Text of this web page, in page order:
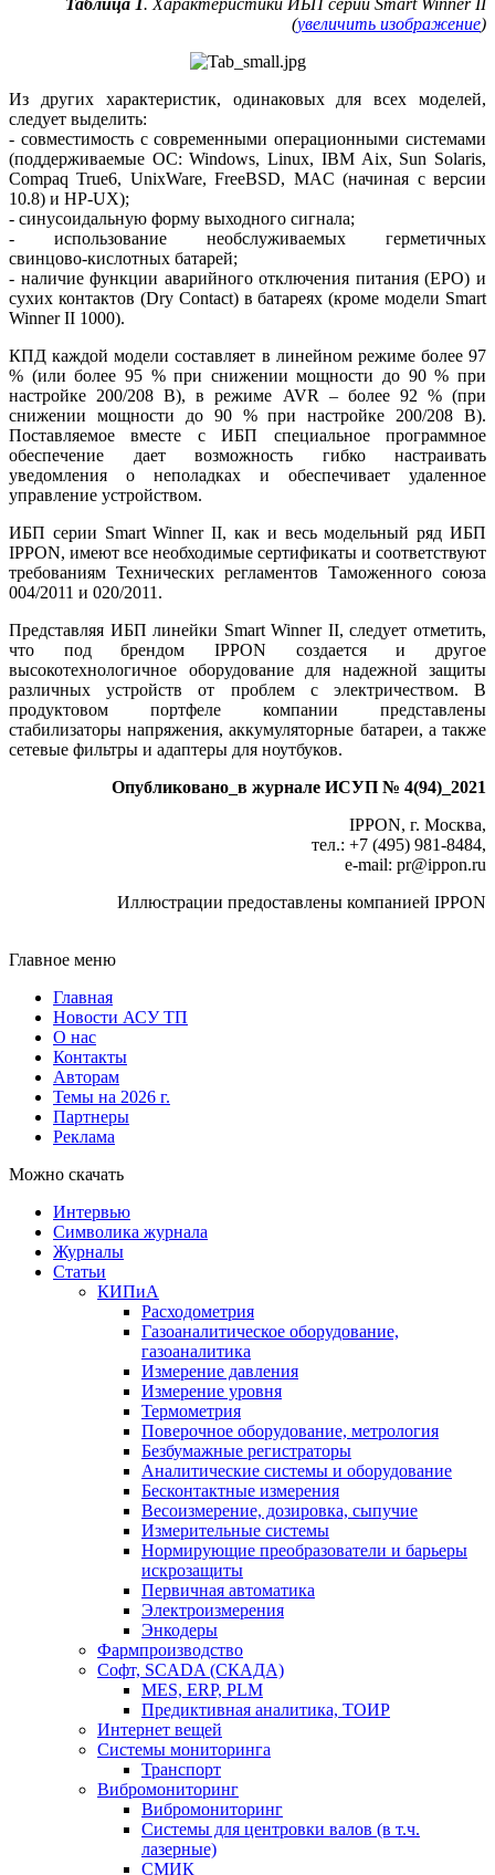
Таблица 1. Характеристики ИБП серии Smart Winner II
(увеличить изображение)
Из других характеристик, одинаковых для всех моделей,
следует выделить:
- совместимость с современными операционными системами
(поддерживаемые ОС: Windows, Linux, IBM Aix, Sun Solaris,
Compaq True6, UnixWare, FreeBSD, MAC (начиная с версии
10.8) и HP-UX);
- синусоидальную форму выходного сигнала;
- использование необслуживаемых герметичных
свинцово‑кислотных батарей;
- наличие функции аварийного отключения питания (EPO) и
сухих контактов (Dry Contact) в батареях (кроме модели Smart
Winner II 1000).
КПД каждой модели составляет в линейном режиме более 97
% (или более 95 % при снижении мощности до 90 % при
настройке 200/208 В), в режиме AVR – более 92 % (при
снижении мощности до 90 % при настройке 200/208 В).
Поставляемое вместе с ИБП специальное программное
обеспечение дает возможность гибко настраивать
уведомления о неполадках и обеспечивает удаленное
управление устройством.
ИБП серии Smart Winner II, как и весь модельный ряд ИБП
IPPON, имеют все необходимые сертификаты и соответствуют
требованиям Технических регламентов Таможенного союза
004/2011 и 020/2011.
Представляя ИБП линейки Smart Winner II, следует отметить,
что под брендом IPPON создается и другое
высокотехнологичное оборудование для надежной защиты
различных устройств от проблем с электричеством. В
продуктовом портфеле компании представлены
стабилизаторы напряжения, аккумуляторные батареи, а также
сетевые фильтры и адаптеры для ноутбуков.
Опубликовано_в журнале ИСУП № 4(94)_2021
IPPON, г. Москва,
тел.: +7 (495) 981‑8484,
e-mail: pr@ippon.ru
Иллюстрации предоставлены компанией IPPON
Главное меню
Главная
Новости АСУ ТП
О нас
Контакты
Авторам
Темы на 2026 г.
Партнеры
Реклама
Можно скачать
Интервью
Символика журнала
Журналы
Статьи
КИПиА
Расходометрия
Газоаналитическое оборудование,
газоаналитика
Измерение давления
Измерение уровня
Термометрия
Поверочное оборудование, метрология
Безбумажные регистраторы
Аналитические системы и оборудование
Бесконтактные измерения
Весоизмерение, дозировка, сыпучие
Измерительные системы
Нормирующие преобразователи и барьеры
искрозащиты
Первичная автоматика
Электроизмерения
Энкодеры
Фармпроизводство
Софт, SCADA (СКАДА)
MES, ERP, PLM
Предиктивная аналитика, ТОИР
Интернет вещей
Системы мониторинга
Транспорт
Вибромониторинг
Вибромониторинг
Системы для центровки валов (в т.ч.
лазерные)
СМИК